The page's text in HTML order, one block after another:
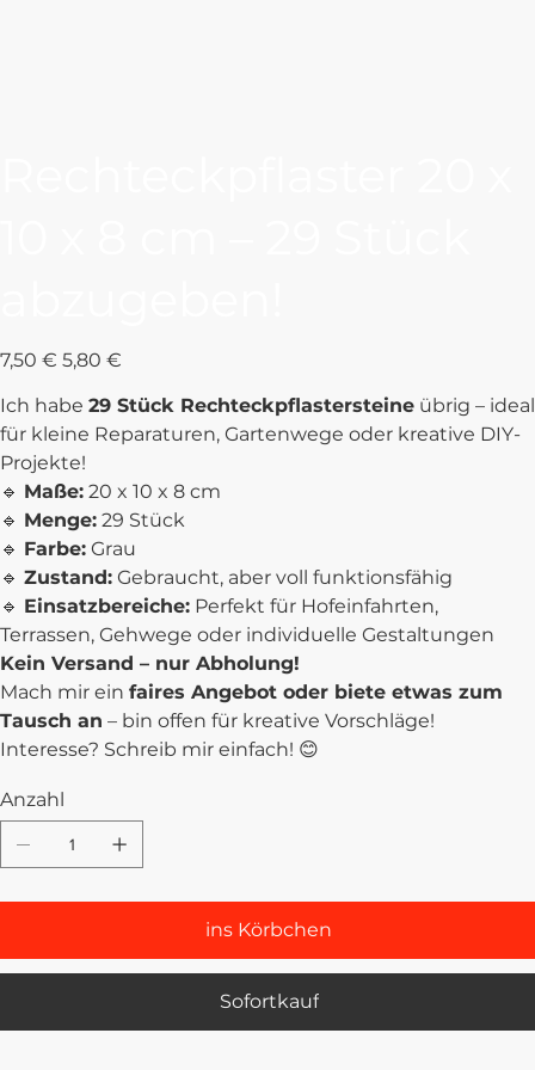
Ursprünglicher
Preis
7,50 € Angebotspreis
5,80 €
Ich habe 29 Stück Rechteckpflastersteine übrig – ideal
für kleine Reparaturen, Gartenwege oder kreative DIY-
Projekte!
🔹 Maße: 20 x 10 x 8 cm
🔹 Menge: 29 Stück
🔹 Farbe: Grau
🔹 Zustand: Gebraucht, aber voll funktionsfähig
🔹 Einsatzbereiche: Perfekt für Hofeinfahrten,
Terrassen, Gehwege oder individuelle Gestaltungen
Kein Versand – nur Abholung!
Mach mir ein faires Angebot oder biete etwas zum
Tausch an – bin offen für kreative Vorschläge!
Interesse? Schreib mir einfach! 😊
Anzahl
ins Körbchen
Sofortkauf